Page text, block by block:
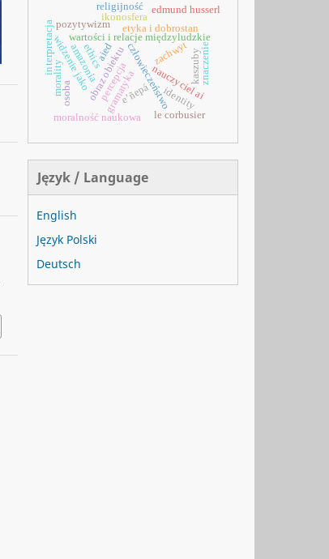
człowieczeństwo
percepcja
wartości i relacje międzyludzkie
etyka i dobrostan
zachwyt
widzenie jakoobraz obiektu
gramatyka nauczyciel ai
znaczenie
interpretacja aied
identity
pozytywizm
moralność naukowa
ethics
morality e’ñepá
amazonia
osoba
ikonosfera
religijność
kaszuby
edmund husserl
le corbusier
Język / Language
English
Język Polski
Deutsch